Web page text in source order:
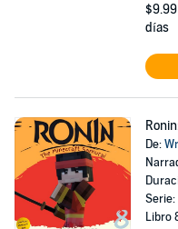
$9.99
días
De:
Serie:
Libro